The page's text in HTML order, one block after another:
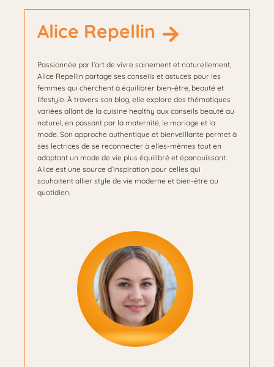
Alice Repellin
Passionnée par l’art de vivre sainement et naturellement,
Alice Repellin partage ses conseils et astuces pour les
femmes qui cherchent à équilibrer bien-être, beauté et
lifestyle. À travers son blog, elle explore des thématiques
variées allant de la cuisine healthy aux conseils beauté au
naturel, en passant par la maternité, le mariage et la
mode. Son approche authentique et bienveillante permet à
ses lectrices de se reconnecter à elles-mêmes tout en
adoptant un mode de vie plus équilibré et épanouissant.
Alice est une source d’inspiration pour celles qui
souhaitent allier style de vie moderne et bien-être au
quotidien.